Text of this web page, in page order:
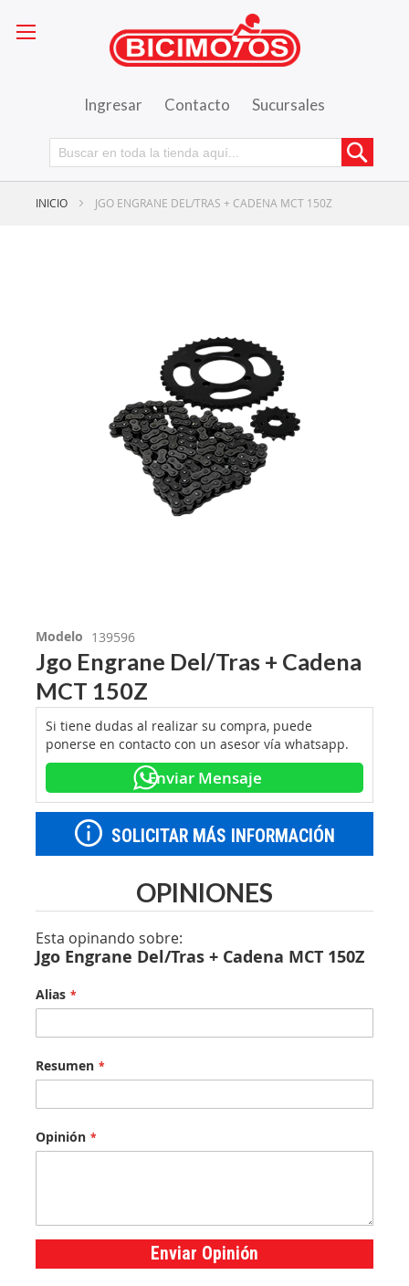
Ingresar Contacto Sucursales
INICIO JGO ENGRANE DEL/TRAS + CADENA MCT 150Z
Modelo 139596
Jgo Engrane Del/Tras + Cadena
MCT 150Z
Si tiene dudas al realizar su compra, puede
ponerse en contacto con un asesor vía whatsapp.
Enviar Mensaje
SOLICITAR MÁS INFORMACIÓN
OPINIONES
Esta opinando sobre:
Jgo Engrane Del/Tras + Cadena MCT 150Z
Alias
Resumen
Opinión
Enviar Opinión